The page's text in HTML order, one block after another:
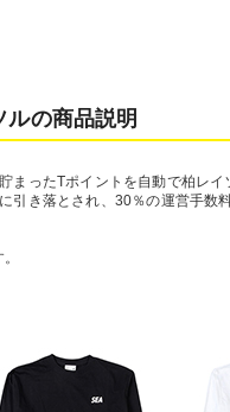
の商品説明
まったTポイントを自動で柏レイ
引き落とされ、30％の運営手数